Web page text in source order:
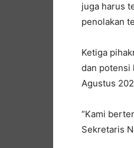
juga harus
penolakan
Ketiga
dan potensi
Agustus
“Kami
Sekretaris